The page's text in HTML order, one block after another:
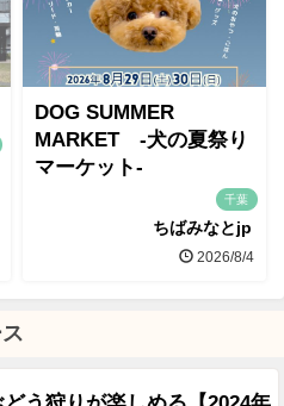
DOG SUMMER
MARKET -犬の夏祭り
マーケット-
千葉
ちばみなとjp
2026/8/4